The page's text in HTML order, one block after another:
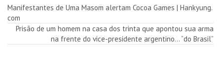
Navegação
de
artigos
Manifestantes de Uma Masom alertam Cocoa Games | Hankyung.
com
Prisão de um homem na casa dos trinta que apontou sua arma
na frente do vice-presidente argentino… “do Brasil”